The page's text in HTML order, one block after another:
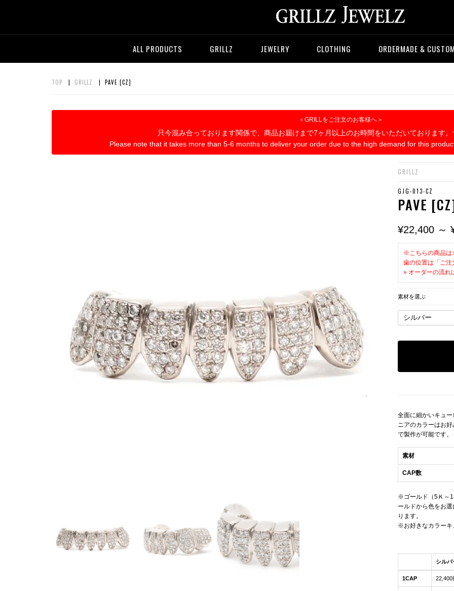
ALL PRODUCTS GRILLZ JEWELRY CLOTHING ORDERMADE & CUSTOM
TOP | GRILLZ | PAVE [CZ]
＜GRILLをご注文のお客様へ＞
只今混み合っております関係で、商品お届けまで7ヶ月以上のお時間をいただいております。
Please note that it takes more than 5-6 months to deliver your order due to the high demand for this
GRILLZ
GJG-013-CZ
PAVE
¥22,400 ～
※こちらの商品は
歯の位置は「ご
» オーダーの流れ
素材を選ぶ
全面に細かいキュ
ニアのカラーはお
で製作が可能です。
素材
CAP数
※ゴールド（5Ｋ～
ールドから色をお
ります。
※お好きなカラーキ
シルバ
1CAP 22,400